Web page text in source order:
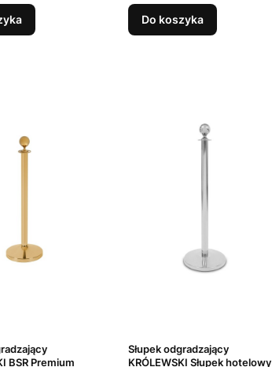
Do koszyka
BSR Premium
Słupek odgradzający
KRÓLEWSKI Słupek hotelowy